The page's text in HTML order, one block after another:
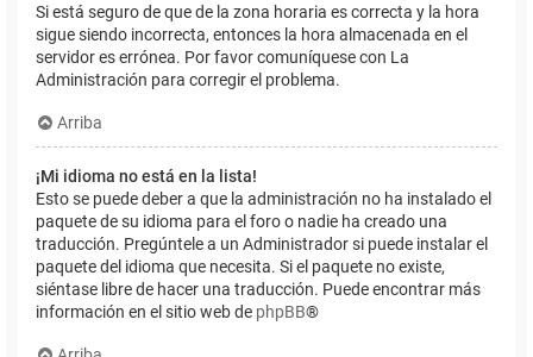
Si está seguro de que de la zona horaria es correcta y la hora
sigue siendo incorrecta, entonces la hora almacenada en el
servidor es errónea. Por favor comuníquese con La
Administración para corregir el problema.
Arriba
¡Mi idioma no está en la lista!
Esto se puede deber a que la administración no ha instalado el
paquete de su idioma para el foro o nadie ha creado una
traducción. Pregúntele a un Administrador si puede instalar el
paquete del idioma que necesita. Si el paquete no existe,
siéntase libre de hacer una traducción. Puede encontrar más
información en el sitio web de phpBB®